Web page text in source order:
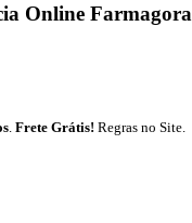
Online Farmagora
Frete Grátis! Regras no Site.